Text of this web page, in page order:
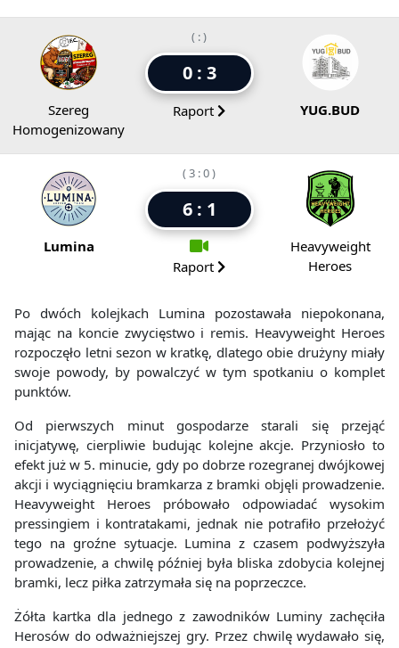
Szereg
Homogenizowany
( : )
0 : 3
Raport YUG.BUD
Lumina
( 3 : 0 )
6 : 1
Raport
Heavyweight
Heroes
Po dwóch kolejkach Lumina pozostawała niepokonana,
mając na koncie zwycięstwo i remis. Heavyweight Heroes
rozpoczęło letni sezon w kratkę, dlatego obie drużyny miały
swoje powody, by powalczyć w tym spotkaniu o komplet
punktów.
Od pierwszych minut gospodarze starali się przejąć
inicjatywę, cierpliwie budując kolejne akcje. Przyniosło to
efekt już w 5. minucie, gdy po dobrze rozegranej dwójkowej
akcji i wyciągnięciu bramkarza z bramki objęli prowadzenie.
Heavyweight Heroes próbowało odpowiadać wysokim
pressingiem i kontratakami, jednak nie potrafiło przełożyć
tego na groźne sytuacje. Lumina z czasem podwyższyła
prowadzenie, a chwilę później była bliska zdobycia kolejnej
bramki, lecz piłka zatrzymała się na poprzeczce.
Żółta kartka dla jednego z zawodników Luminy zachęciła
Herosów do odważniejszej gry. Przez chwilę wydawało się,